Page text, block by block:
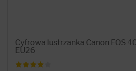
Cyfrowa lustrzanka Canon EOS
EU26